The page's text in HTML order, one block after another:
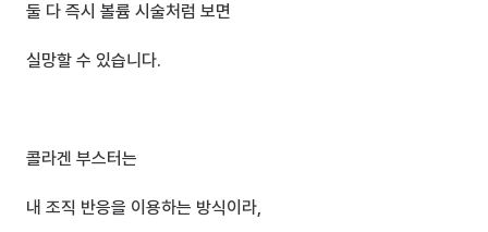
둘 다 즉시 볼륨 시술처럼 보면
실망할 수 있습니다.
콜라겐 부스터는
내 조직 반응을 이용하는 방식이라,